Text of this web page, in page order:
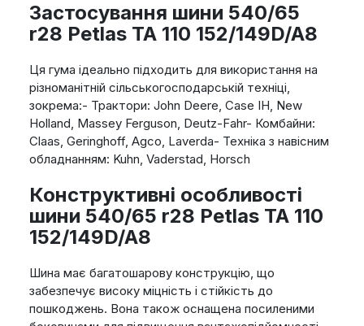
Застосування шини 540/65
r28 Petlas TA 110 152/149D/A8
Ця гума ідеально підходить для використання на
різноманітній сільськогосподарській техніці,
зокрема:- Трактори: John Deere, Case IH, New
Holland, Massey Ferguson, Deutz-Fahr- Комбайни:
Claas, Geringhoff, Agco, Laverda- Техніка з навісним
обладнанням: Kuhn, Vaderstad, Horsch
Конструктивні особливості
шини 540/65 r28 Petlas TA 110
152/149D/A8
Шина має багатошарову конструкцію, що
забезпечує високу міцність і стійкість до
пошкоджень. Вона також оснащена посиленими